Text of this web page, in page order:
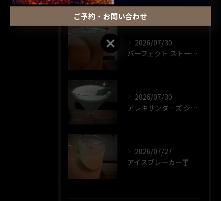
最近の投稿 RECENT POSTS
2026/07/30
パーフェクト ストーム🍸️
2026/07/30
アレキサンダーズ シスター🍸️
2026/07/27
アイスブレーカー🍸️
ご予約・お問い合わせ
ご予約・お問い合わせ